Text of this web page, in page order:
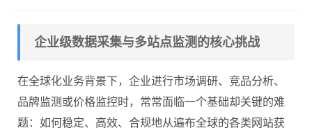
企业级数据采集与多站点监测的核心挑战
在全球化业务背景下，企业进行市场调研、竞品分析、
品牌监测或价格监控时，常常面临一个基础却关键的难
题：如何稳定、高效、合规地从遍布全球的各类网站获